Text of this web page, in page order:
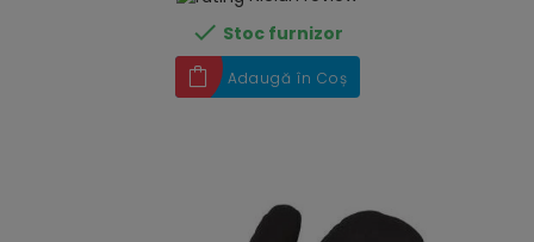
 Stoc furnizor
Adaugă în Coș